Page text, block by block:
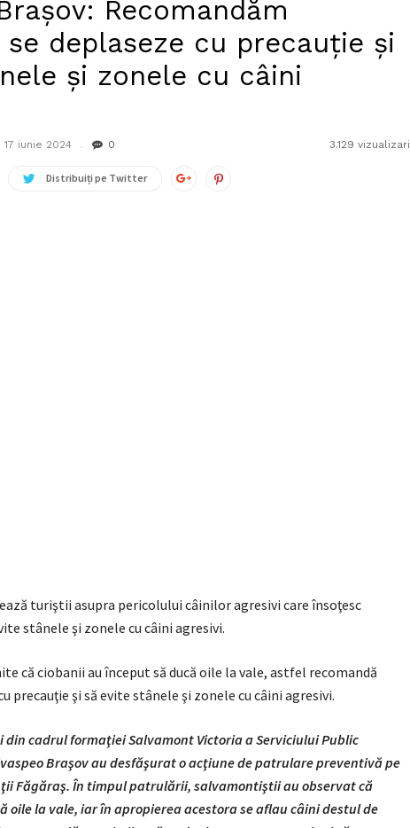
Recomandăm
deplaseze cu precauţie şi
şi zonele cu câini
17 iunie 2024 0 3.129 vizualizari
Distribuiți pe Twitter
turiştii asupra pericolului câinilor agresivi care însoţesc
stânele şi zonele cu câini agresivi.
că ciobanii au început să ducă oile la vale, astfel recomandă
precauţie şi să evite stânele şi zonele cu câini agresivi.
cadrul formaţiei Salvamont Victoria a Serviciului Public
Braşov au desfăşurat o acţiune de patrulare preventivă pe
Făgăraş. În timpul patrulării, salvamontiştii au observat că
oile la vale, iar în apropierea acestora se aflau câini destul de